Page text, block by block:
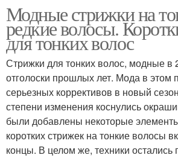
Модные стрижки на
редкие волосы.
для тонких волос
Стрижки для тонких волос, модные в
отголоски прошлых лет. Мода в этом
серьезных коррективов в новый
степени изменения коснулись
были добавлены некоторые
коротких стрижек на тонкие волосы
концы. В целом же, техники